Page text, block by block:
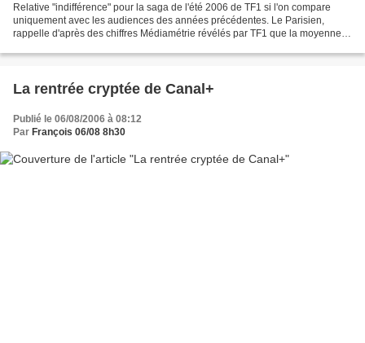
Relative "indifférence" pour la saga de l'été 2006 de TF1 si l'on compare
uniquement avec les audiences des années précédentes. Le Parisien,
rappelle d'après des chiffres Médiamétrie révélés par TF1 que la moyenne
La rentrée cryptée de Canal+
Publié le 06/08/2006 à 08:12
Par François 06/08 8h30